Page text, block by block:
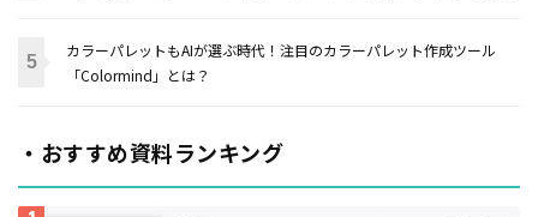
カラーパレットもAIが選ぶ時代！注目のカラーパレット作成ツール
「Colormind」とは？
・おすすめ資料ランキング